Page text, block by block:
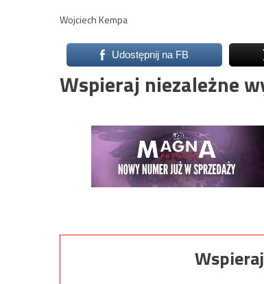
Wojciech Kempa
Udostępnij na FB
Wspieraj niezależne